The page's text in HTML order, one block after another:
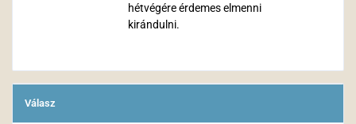
hétvégére érdemes elmenni
kirándulni.
Válasz